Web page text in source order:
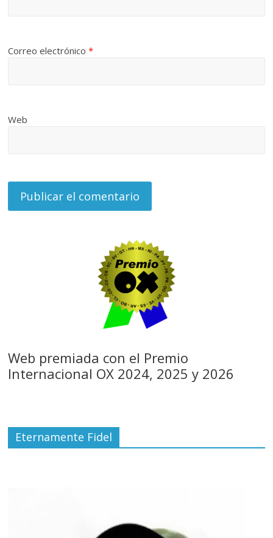
Correo electrónico*
Web
Web premiada con el Premio
Internacional OX 2024, 2025 y 2026
Eternamente Fidel